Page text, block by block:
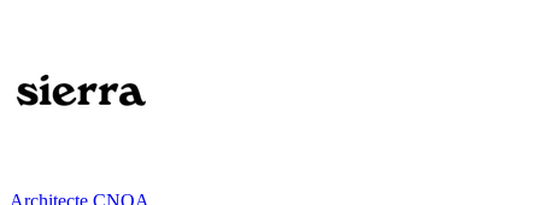
Architecte CNOA